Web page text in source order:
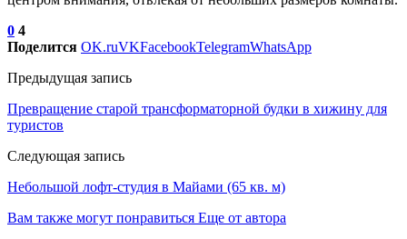
0 4
Поделится OK.ruVKFacebookTelegramWhatsApp
Предыдущая запись
Превращение старой трансформаторной будки в хижину для
туристов
Следующая запись
Небольшой лофт-студия в Майами (65 кв. м)
Вам также могут понравиться Еще от автора